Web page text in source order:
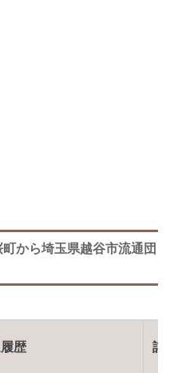
から埼玉県越谷市流通団
歴 詳